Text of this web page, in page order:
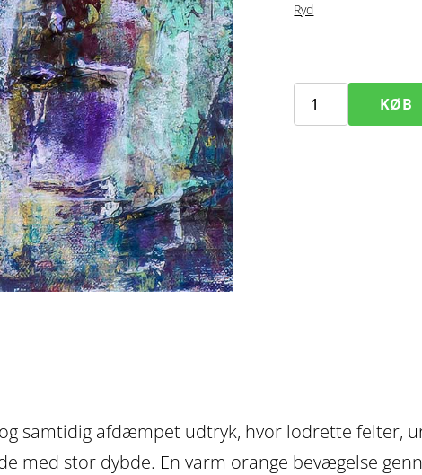
Ryd
Mist
KØB
samtidig afdæmpet udtryk, hvor lodrette felter,
med stor dybde. En varm orange bevægelse